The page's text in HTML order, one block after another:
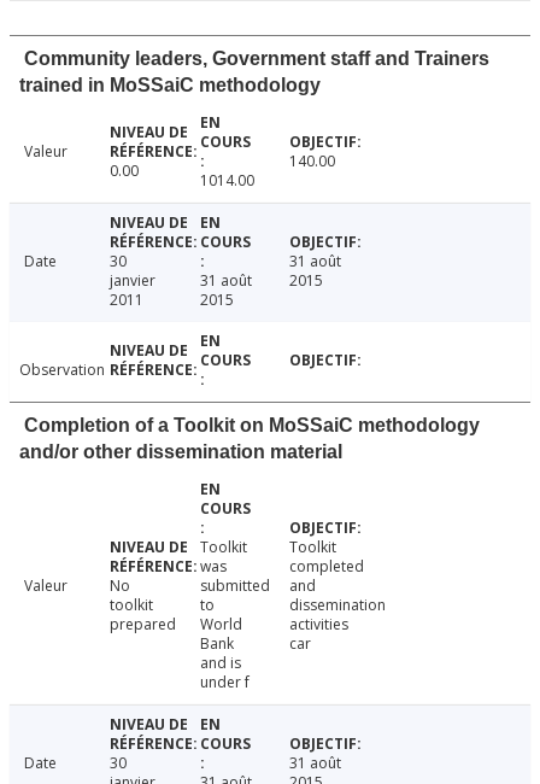
Community leaders, Government staff and Trainers
trained in MoSSaiC methodology
Valeur
0.00
1014.00
140.00
Date
30
janvier
2011
31 août
2015
31 août
2015
Observation
Completion of a Toolkit on MoSSaiC methodology
and/or other dissemination material
Valeur
No
toolkit
prepared
Toolkit
was
submitted
to
World
Bank
and is
under f
Toolkit
completed
and
dissemination
activities
car
Date
30
31 août